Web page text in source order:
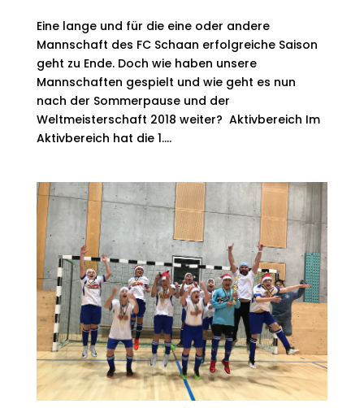
Eine lange und für die eine oder andere
Mannschaft des FC Schaan erfolgreiche Saison
geht zu Ende. Doch wie haben unsere
Mannschaften gespielt und wie geht es nun
nach der Sommerpause und der
Weltmeisterschaft 2018 weiter? Aktivbereich Im
Aktivbereich hat die 1....